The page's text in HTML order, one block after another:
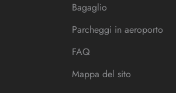
Bagaglio
Parcheggi in aeroporto
FAQ
Mappa del sito